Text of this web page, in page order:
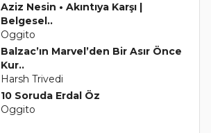
Aziz Nesin • Akıntıya Karşı |
Belgesel..
Oggito
Balzac’ın Marvel’den Bir Asır Önce
Kur..
Harsh Trivedi
10 Soruda Erdal Öz
Oggito